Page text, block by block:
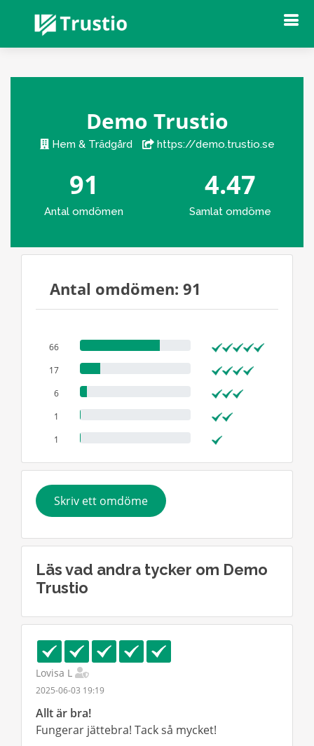
Demo Trustio
Hem & Trädgård https://demo.trustio.se
91
Antal omdömen
4.47
Samlat omdöme
Antal omdömen: 91
66
17
6
1
1
Skriv ett omdöme
Läs vad andra tycker om Demo
Trustio
Lovisa L
2025-06-03 19:19
Allt är bra!
Fungerar jättebra! Tack så mycket!